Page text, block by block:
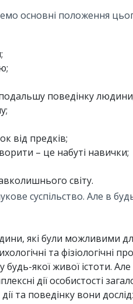
основні положення
поведінку
від предків;
– це набуті навички;
світу.
суспільство. Але в
які були можливими
та фізіологічні
якої живої істоти.
дії особистості
та поведінку вони